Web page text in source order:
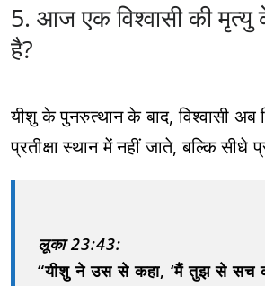
5. आज एक विश्वासी की मृत्यु
है?
यीशु के पुनरुत्थान के बाद, विश्वासी
प्रतीक्षा स्थान में नहीं जाते, बल्कि सीधे
लूका 23:43:
“यीशु ने उस से कहा, ‘मैं तुझ से सच